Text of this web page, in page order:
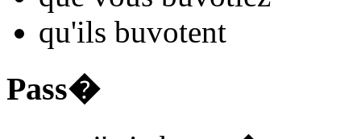
qu'ils buvotent
Pass�